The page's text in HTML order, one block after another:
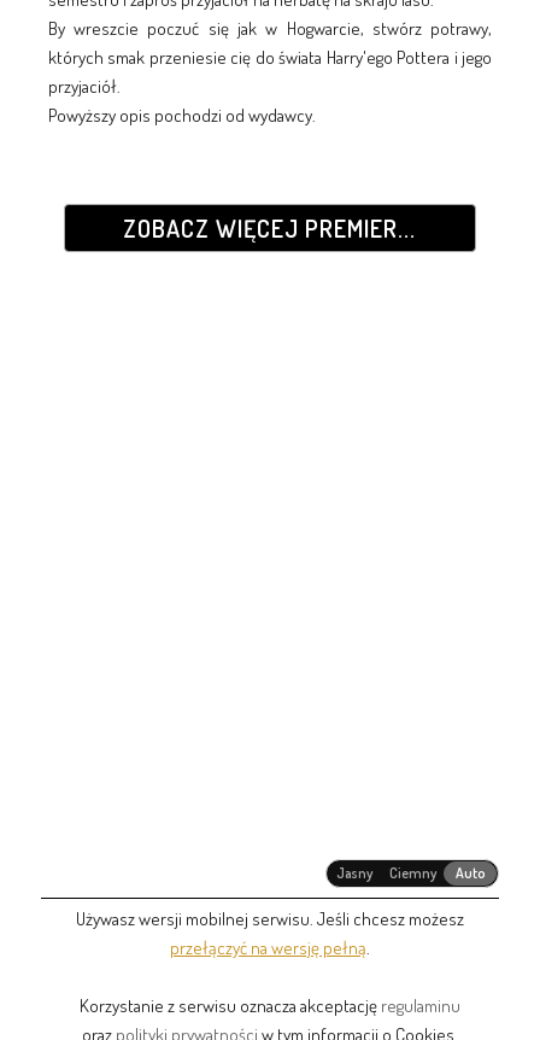
By wreszcie poczuć się jak w Hogwarcie, stwórz potrawy,
których smak przeniesie cię do świata Harry'ego Pottera i jego
przyjaciół.
Powyższy opis pochodzi od wydawcy.
ZOBACZ WIĘCEJ PREMIER...
Jasny Ciemny Auto
Używasz wersji mobilnej serwisu. Jeśli chcesz możesz
przełączyć na wersję pełną
Korzystanie z serwisu oznacza akceptację regulaminu
oraz polityki prywatności w tym informacji o Cookies.